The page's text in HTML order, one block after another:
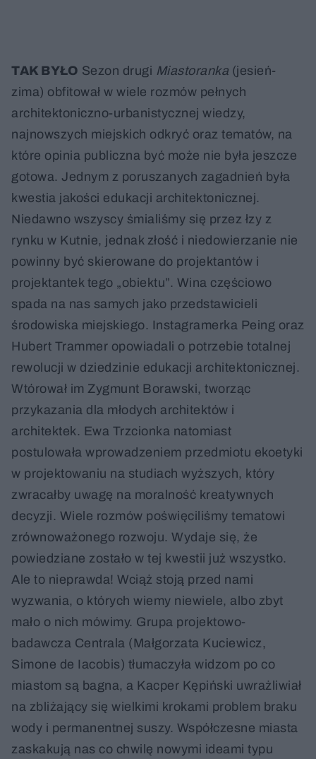
TAK BYŁO Sezon drugi Miastoranka (jesień-
zima) obfitował w wiele rozmów pełnych
architektoniczno-urbanistycznej wiedzy,
najnowszych miejskich odkryć oraz tematów, na
które opinia publiczna być może nie była jeszcze
gotowa. Jednym z poruszanych zagadnień była
kwestia jakości edukacji architektonicznej.
Niedawno wszyscy śmialiśmy się przez łzy z
rynku w Kutnie, jednak złość i niedowierzanie nie
powinny być skierowane do projektantów i
projektantek tego „obiektu”. Wina częściowo
spada na nas samych jako przedstawicieli
środowiska miejskiego. Instagramerka Peing oraz
Hubert Trammer opowiadali o potrzebie totalnej
rewolucji w dziedzinie edukacji architektonicznej.
Wtórował im Zygmunt Borawski, tworząc
przykazania dla młodych architektów i
architektek. Ewa Trzcionka natomiast
postulowała wprowadzeniem przedmiotu ekoetyki
w projektowaniu na studiach wyższych, który
zwracałby uwagę na moralność kreatywnych
decyzji. Wiele rozmów poświęciliśmy tematowi
zrównoważonego rozwoju. Wydaje się, że
powiedziane zostało w tej kwestii już wszystko.
Ale to nieprawda! Wciąż stoją przed nami
wyzwania, o których wiemy niewiele, albo zbyt
mało o nich mówimy. Grupa projektowo-
badawcza Centrala (Małgorzata Kuciewicz,
Simone de Iacobis) tłumaczyła widzom po co
miastom są bagna, a Kacper Kępiński uwrażliwiał
na zbliżający się wielkimi krokami problem braku
wody i permanentnej suszy. Współczesne miasta
zaskakują nas co chwilę nowymi ideami typu